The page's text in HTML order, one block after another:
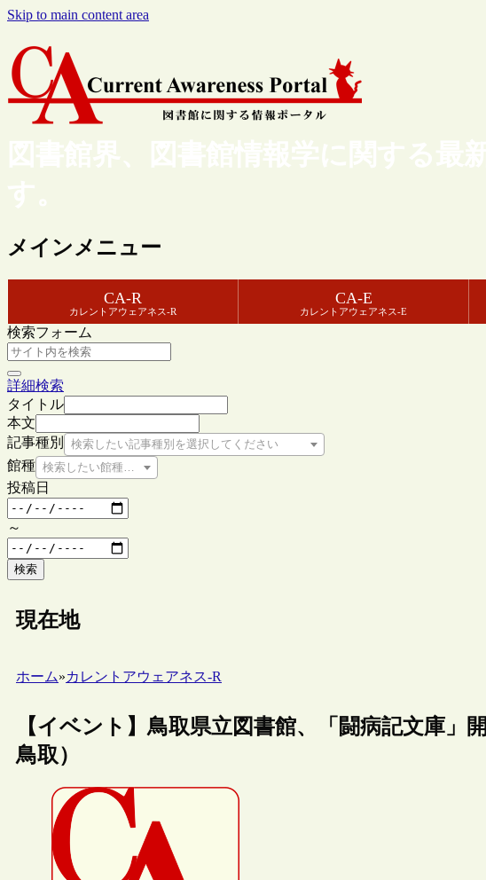
Skip to main content area
図書館界、図書館情報学に関する
す。
メインメニュー
CA-R
カレントアウェアネス-R
CA-E
カレントアウェアネス-E
検索フォーム
詳細検索
タイトル
本文
記事種別
検索したい記事種別を選択してください
館種 検索したい館種を選択してください
投稿日
～
検索
現在地
ホーム»カレントアウェアネス-R
【イベント】鳥取県立図書館、「闘病記文庫」
鳥取）